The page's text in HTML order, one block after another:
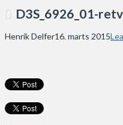
D3S_6926_01-
Henrik Delfer16. marts 2015